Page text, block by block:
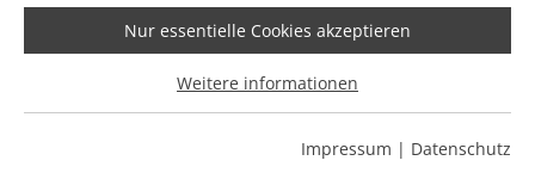
mCAM | Das kraftvolle 3D-CAM-
System für komplexe
Nur essentielle Cookies akzeptieren
Weitere informationen
Impressum | Datenschutz